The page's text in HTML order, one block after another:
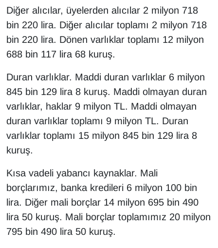
Diğer alıcılar, üyelerden alıcılar 2 milyon 718
bin 220 lira. Diğer alıcılar toplamı 2 milyon 718
bin 220 lira. Dönen varlıklar toplamı 12 milyon
688 bin 117 lira 68 kuruş.
Duran varlıklar. Maddi duran varlıklar 6 milyon
845 bin 129 lira 8 kuruş. Maddi olmayan duran
varlıklar, haklar 9 milyon TL. Maddi olmayan
duran varlıklar toplamı 9 milyon TL. Duran
varlıklar toplamı 15 milyon 845 bin 129 lira 8
kuruş.
Kısa vadeli yabancı kaynaklar. Mali
borçlarımız, banka kredileri 6 milyon 100 bin
lira. Diğer mali borçlar 14 milyon 695 bin 490
lira 50 kuruş. Mali borçlar toplamımız 20 milyon
795 bin 490 lira 50 kuruş.